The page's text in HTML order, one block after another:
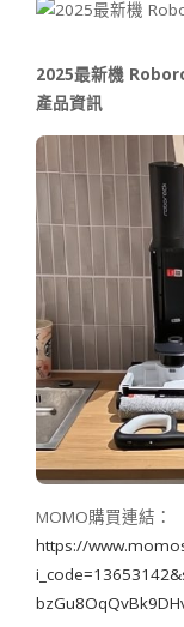
2025最新機
產品資訊
MOMO購買連結：
https://